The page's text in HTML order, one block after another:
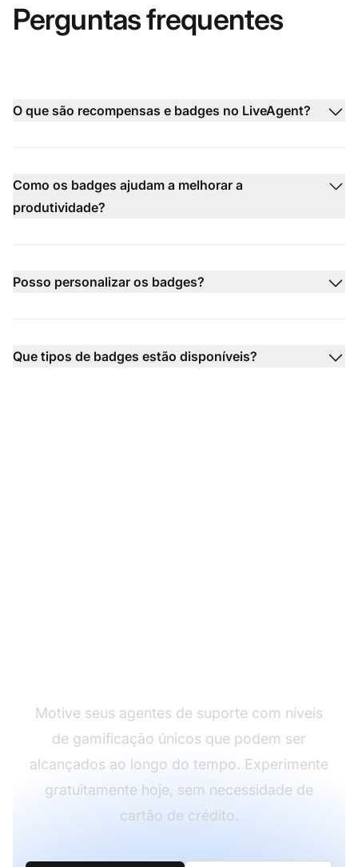
Perguntas frequentes
O que são recompensas e badges no LiveAgent?
Como os badges ajudam a melhorar a
produtividade?
Posso personalizar os badges?
Que tipos de badges estão disponíveis?
Motive seus agentes de suporte com níveis
de gamificação únicos que podem ser
alcançados ao longo do tempo. Experimente
gratuitamente hoje, sem necessidade de
cartão de crédito.